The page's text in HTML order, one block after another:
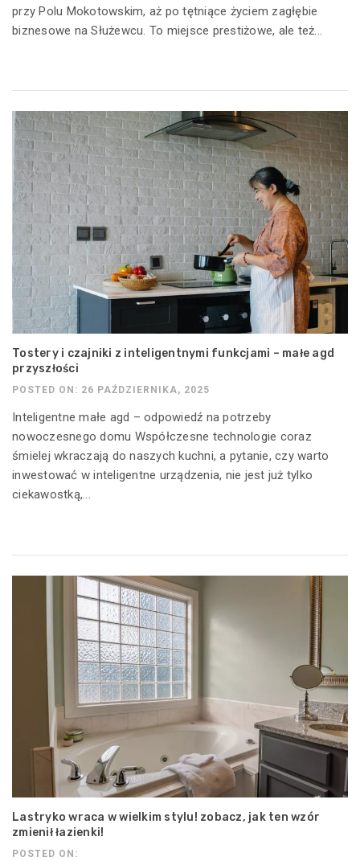
przy Polu Mokotowskim, aż po tętniące życiem zagłębie
biznesowe na Służewcu. To miejsce prestiżowe, ale też...
Tostery i czajniki z inteligentnymi funkcjami – małe agd
przyszłości
POSTED ON: 26 PAŹDZIERNIKA, 2025
Inteligentne małe agd – odpowiedź na potrzeby
nowoczesnego domu Współczesne technologie coraz
śmielej wkraczają do naszych kuchni, a pytanie, czy warto
inwestować w inteligentne urządzenia, nie jest już tylko
ciekawostką,...
Lastryko wraca w wielkim stylu! zobacz, jak ten wzór
zmienił łazienki!
POSTED ON: